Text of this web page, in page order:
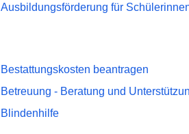
Ausbildungsförderung für
Bestattungskosten beantragen
Betreuung - Beratung und
Blindenhilfe